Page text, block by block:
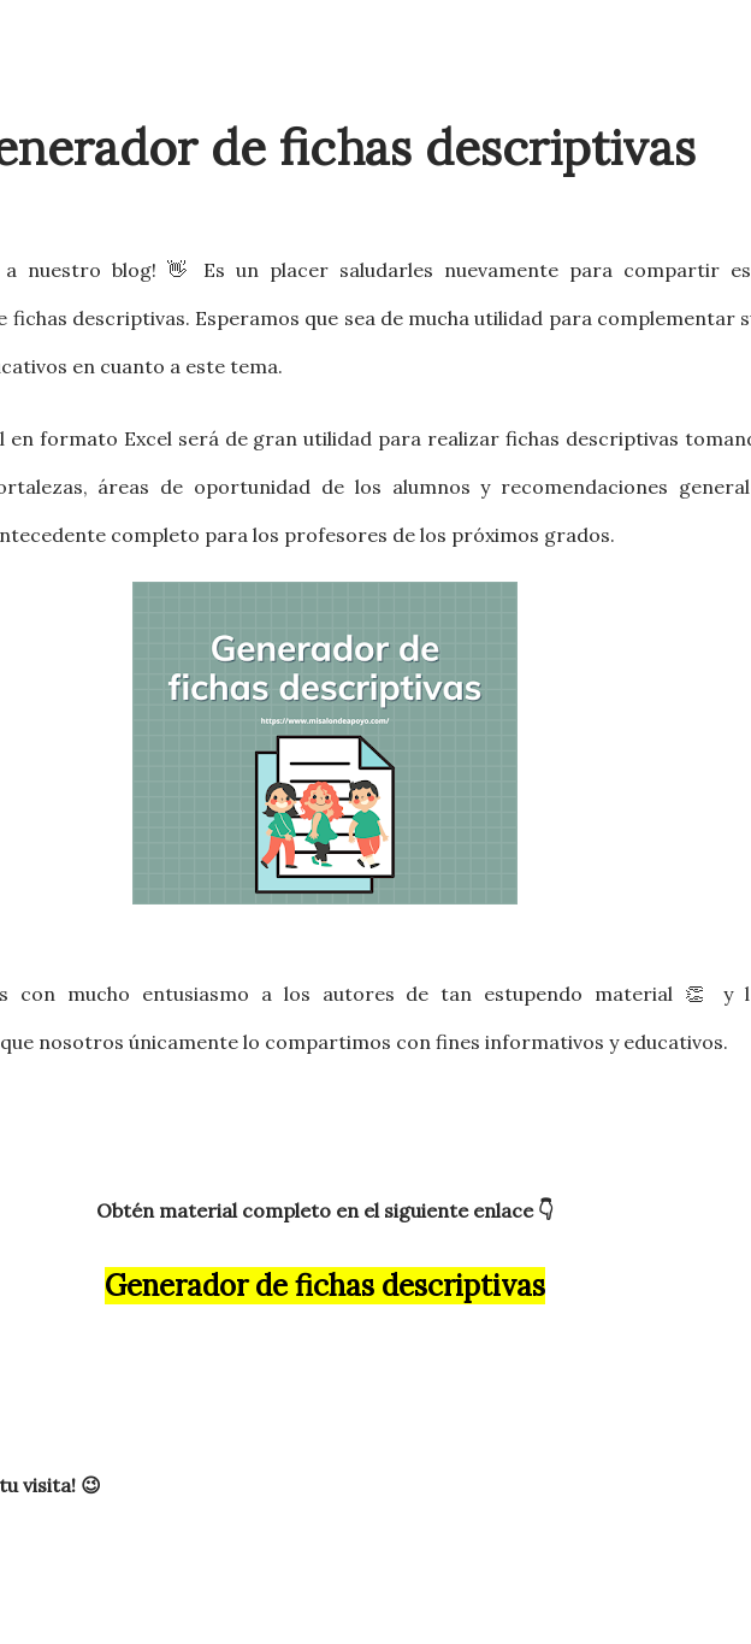
de fichas descriptivas
a nuestro blog! 👋 Es un placer saludarles nuevamente para compartir
fichas descriptivas. Esperamos que sea de mucha utilidad para complementar
en cuanto a este tema.
en formato Excel será de gran utilidad para realizar fichas descriptivas
áreas de oportunidad de los alumnos y recomendaciones
completo para los profesores de los próximos grados.
con mucho entusiasmo a los autores de tan estupendo material 👏 y
que nosotros únicamente lo compartimos con fines informativos y educativos.
Obtén material completo en el siguiente enlace 👇
Generador de fichas descriptivas
visita! 😉